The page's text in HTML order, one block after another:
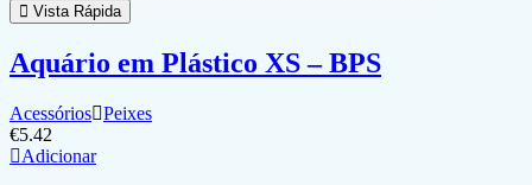
Vista Rápida
Aquário em Plástico XS – BPS
Acessórios Peixes
€5.42
Adicionar